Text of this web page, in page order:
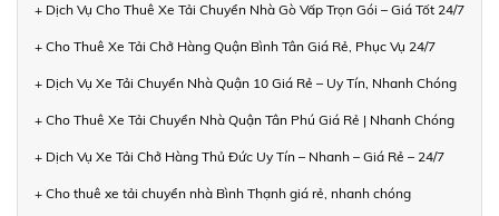
+ Dịch Vụ Cho Thuê Xe Tải Chuyển Nhà Gò Vấp Trọn Gói – Giá Tốt 24/7
+ Cho Thuê Xe Tải Chở Hàng Quận Bình Tân Giá Rẻ, Phục Vụ 24/7
+ Dịch Vụ Xe Tải Chuyển Nhà Quận 10 Giá Rẻ – Uy Tín, Nhanh Chóng
+ Cho Thuê Xe Tải Chuyển Nhà Quận Tân Phú Giá Rẻ | Nhanh Chóng
+ Dịch Vụ Xe Tải Chở Hàng Thủ Đức Uy Tín – Nhanh – Giá Rẻ – 24/7
+ Cho thuê xe tải chuyển nhà Bình Thạnh giá rẻ, nhanh chóng